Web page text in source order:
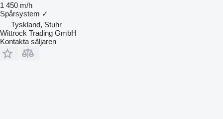
1 450 m/h
Spårsystem ✓
Tyskland, Stuhr
Wittrock Trading GmbH
Kontakta säljaren